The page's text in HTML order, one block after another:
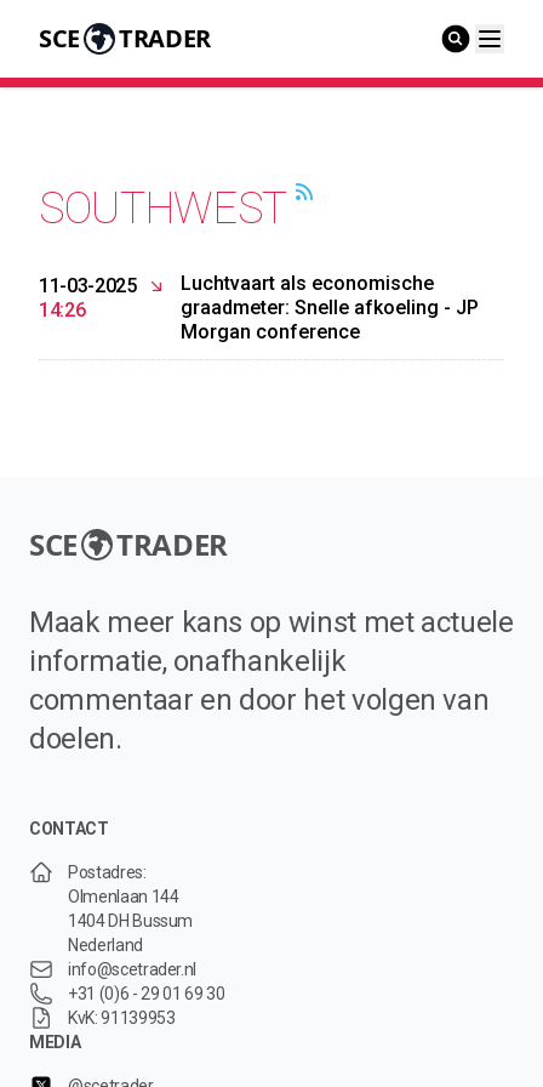
SCE TRADER
SOUTHWEST
11-03-2025
14:26
Luchtvaart als economische
graadmeter: Snelle afkoeling - JP
Morgan conference
SCE TRADER
Maak meer kans op winst met actuele
informatie, onafhankelijk
commentaar en door het volgen van
doelen.
CONTACT
Postadres:
Olmenlaan 144
1404 DH Bussum
Nederland
info@scetrader.nl
+31 (0)6 - 29 01 69 30
KvK: 91139953
MEDIA